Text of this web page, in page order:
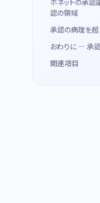
ホネットの承
認の領域
承認の病理を超
おわりに — 承
関連項目